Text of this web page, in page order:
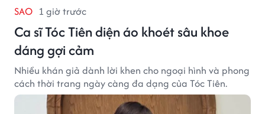
SAO 1 giờ trước
Ca sĩ Tóc Tiên diện áo khoét sâu khoe
dáng gợi cảm
Nhiều khán giả dành lời khen cho ngoại hình và phong
cách thời trang ngày càng đa dạng của Tóc Tiên.